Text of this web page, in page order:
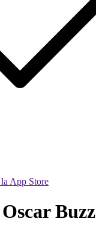
App Store
Buzz